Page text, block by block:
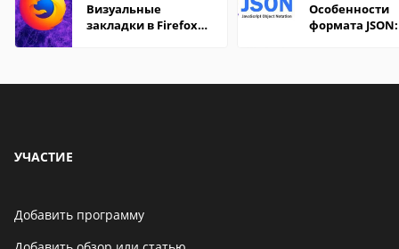
Визуальные
закладки в Firefox
Особенности
формата
УЧАСТИЕ
Добавить программу